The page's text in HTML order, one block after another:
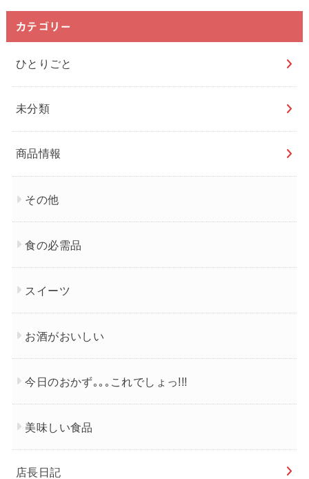
カテゴリー
ひとりごと
未分類
商品情報
その他
食の必需品
スイーツ
お酒がおいしい
今日のおかず｡｡｡これでしょっ!!!
美味しい食品
店長日記